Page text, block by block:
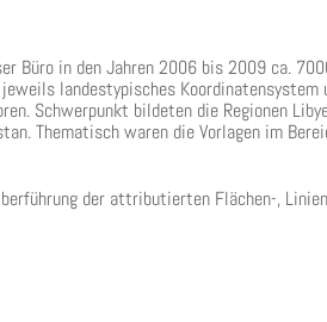
Büro in den Jahren 2006 bis 2009 ca.
landestypisches
Schwerpunkt bildeten die Regionen
Thematisch waren die Vorlagen im
der attributierten Flächen-,
1999-2013